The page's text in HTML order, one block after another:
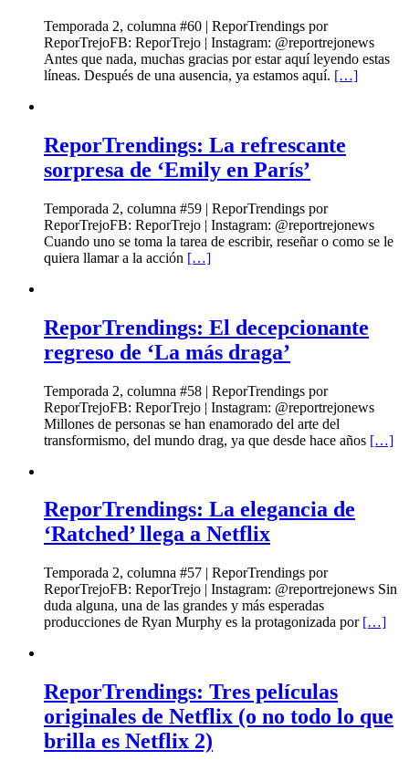
Temporada 2, columna #60 | ReporTrendings por
ReporTrejoFB: ReporTrejo | Instagram: @reportrejonews
Antes que nada, muchas gracias por estar aquí leyendo estas
líneas. Después de una ausencia, ya estamos aquí. […]
ReporTrendings: La refrescante
sorpresa de ‘Emily en París’
Temporada 2, columna #59 | ReporTrendings por
ReporTrejoFB: ReporTrejo | Instagram: @reportrejonews
Cuando uno se toma la tarea de escribir, reseñar o como se le
quiera llamar a la acción […]
ReporTrendings: El decepcionante
regreso de ‘La más draga’
Temporada 2, columna #58 | ReporTrendings por
ReporTrejoFB: ReporTrejo | Instagram: @reportrejonews
Millones de personas se han enamorado del arte del
transformismo, del mundo drag, ya que desde hace años […]
ReporTrendings: La elegancia de
‘Ratched’ llega a Netflix
Temporada 2, columna #57 | ReporTrendings por
ReporTrejoFB: ReporTrejo | Instagram: @reportrejonews Sin
duda alguna, una de las grandes y más esperadas
producciones de Ryan Murphy es la protagonizada por […]
ReporTrendings: Tres películas
originales de Netflix (o no todo lo que
brilla es Netflix 2)